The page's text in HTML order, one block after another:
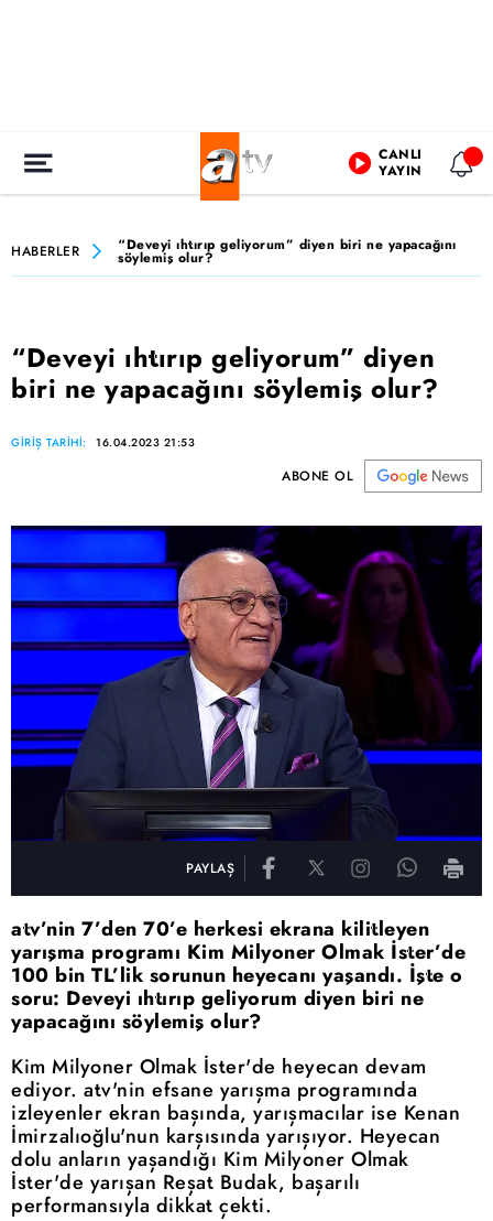
CANLI
YAYIN
HABERLER “Deveyi ıhtırıp geliyorum” diyen biri ne yapacağını
söylemiş olur?
“Deveyi ıhtırıp geliyorum” diyen
biri ne yapacağını söylemiş olur?
GİRİŞ TARİHİ: 16.04.2023 21:53
ABONE OL
PAYLAŞ
atv’nin 7’den 70’e herkesi ekrana kilitleyen
yarışma programı Kim Milyoner Olmak İster’de
100 bin TL’lik sorunun heyecanı yaşandı. İşte o
soru: Deveyi ıhtırıp geliyorum diyen biri ne
yapacağını söylemiş olur?
Kim Milyoner Olmak İster'de heyecan devam
ediyor. atv'nin efsane yarışma programında
izleyenler ekran başında, yarışmacılar ise Kenan
İmirzalıoğlu'nun karşısında yarışıyor. Heyecan
dolu anların yaşandığı Kim Milyoner Olmak
İster'de yarışan Reşat Budak, başarılı
performansıyla dikkat çekti.